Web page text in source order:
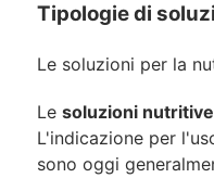
Tipologie di
Le soluzioni per la
Le soluzioni
L'indicazione per
sono oggi